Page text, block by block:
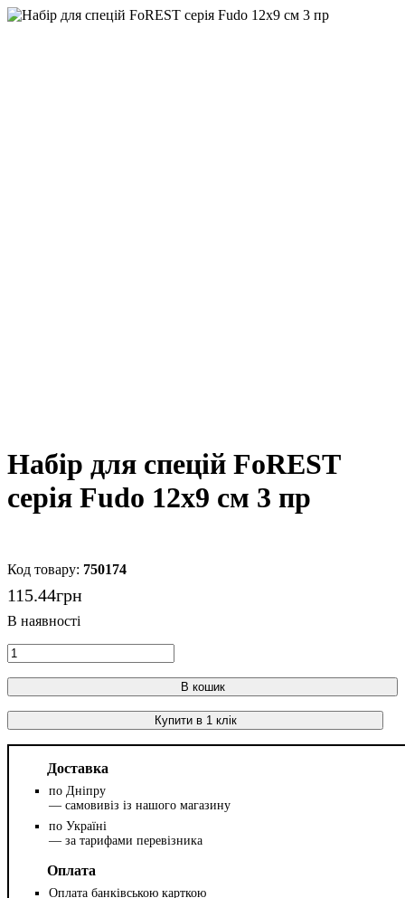
Набір для спецій FoREST
серія Fudo 12х9 см 3 пр
750174
115.44грн
В кошик
Купити в 1 клік
Доставка
по Дніпру
— самовивіз із нашого магазину
по Україні
— за тарифами перевізника
Оплата
Оплата банківською карткою